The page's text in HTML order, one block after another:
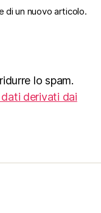
di un nuovo articolo.
lo spam.
derivati dai